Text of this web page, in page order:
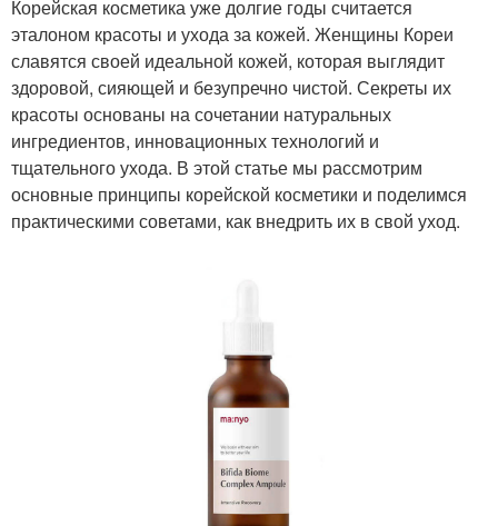
Корейская косметика уже долгие годы считается
эталоном красоты и ухода за кожей. Женщины Кореи
славятся своей идеальной кожей, которая выглядит
здоровой, сияющей и безупречно чистой. Секреты их
красоты основаны на сочетании натуральных
ингредиентов, инновационных технологий и
тщательного ухода. В этой статье мы рассмотрим
основные принципы корейской косметики и поделимся
практическими советами, как внедрить их в свой уход.